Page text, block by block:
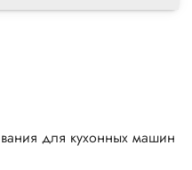
для кухонных машин